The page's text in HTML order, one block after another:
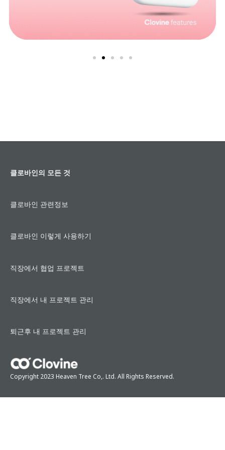
클로바인의 모든 것
클로바인 관련정보
클로바인 이렇게 사용하기
직장에서 협업 프로젝트
직장에서 내 프로젝트 관리
퇴근후 내 프로젝트 관리
Copyright 2023 Heaven Tree Co,. Ltd. All Rights Reserved.